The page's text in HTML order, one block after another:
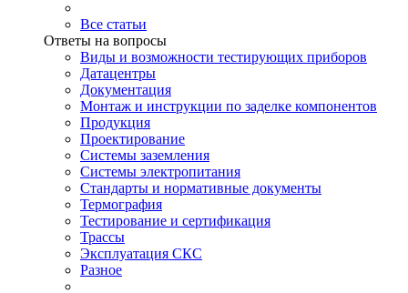
Все статьи
Ответы на вопросы
Виды и возможности тестирующих приборов
Датацентры
Документация
Монтаж и инструкции по заделке компонентов
Продукция
Проектирование
Системы заземления
Системы электропитания
Стандарты и нормативные документы
Термография
Тестирование и сертификация
Трассы
Эксплуатация СКС
Разное